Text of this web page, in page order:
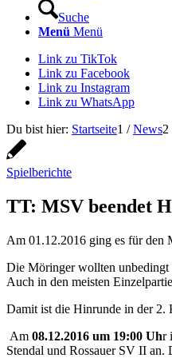
Suche
Menü Menü
Link zu TikTok
Link zu Facebook
Link zu Instagram
Link zu WhatsApp
Du bist hier: Startseite1 / News2
Spielberichte
TT: MSV beendet
Am 01.12.2016 ging es für den
Die Möringer wollten unbedingt
Auch in den meisten
Damit ist die Hinrunde in der 2.
Am 08.12.2016 um 19:00 Uhr
Stendal und Rossauer SV II